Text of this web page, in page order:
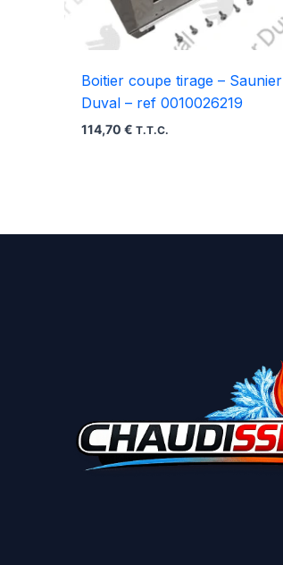
Boitier coupe tirage – Saunier
Duval – ref 0010026219
114,70€ T.T.C.